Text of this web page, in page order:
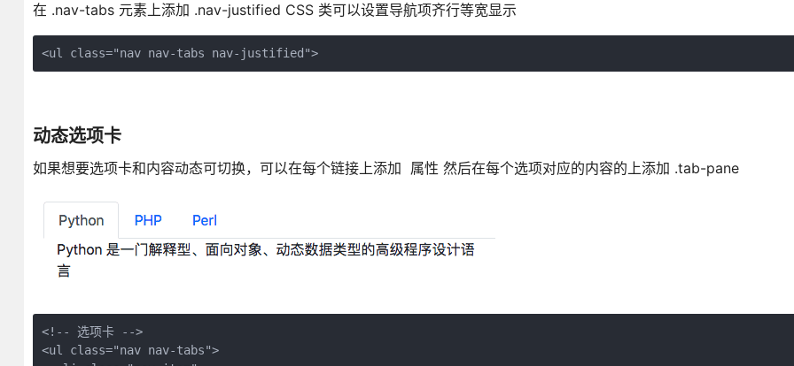
在 .nav-tabs 元素上添加 .nav-justified CSS 类可以设置导航项齐行等宽显示
<ul class="nav nav-tabs nav-justified">
动态选项卡
如果想要选项卡和内容动态可切换，可以在每个链接上添加 属性 然后在每个选项对应的内容的上添加 .tab-pane
<!-- 选项卡 -->
<ul class="nav nav-tabs">